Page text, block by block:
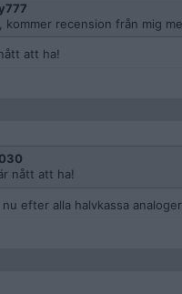
recension från mig
att ha!
nått att ha!
efter alla halvkassa